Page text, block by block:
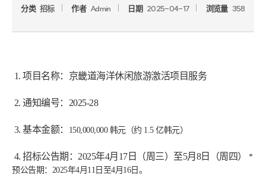
分类 招标 作者 Admin 日期 2025-04-17 浏览量 358
1. 项目名称：京畿道海洋休闲旅游激活项目服务
2. 通知编号：2025-28
3. 基本金额： 150,000,000 韩元（约 1.5 亿韩元）
4. 招标公告期：2025年4月17日（周三）至5月8日（周四）
*
预公告期：2025年4月11日至4月16日。